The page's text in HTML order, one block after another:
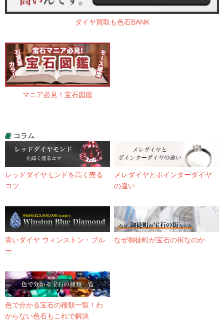
ダイヤ買取も色石BANK
マニア必見！宝石図鑑
コラム
レッドダイヤモンドを高く売る
コツ
メレダイヤとポインターダイヤ
の違い
青いダイヤ ウィンストン・ブル
ー
なぜ御徒町が宝石の街なのか
色で分かる宝石の種類一覧！わ
からない色石もこれで解決